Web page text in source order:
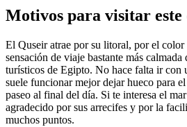
Motivos para visitar este
El Quseir atrae por su litoral, por el color
sensación de viaje bastante más calmada
turísticos de Egipto. No hace falta ir con
suele funcionar mejor dejar hueco para
paseo al final del día. Si te interesa el
agradecido por sus arrecifes y por la
muchos puntos.